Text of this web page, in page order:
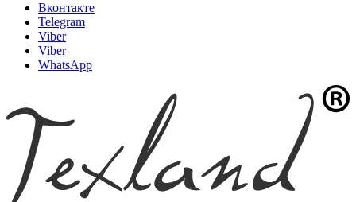
Вконтакте
Telegram
Viber
Viber
WhatsApp